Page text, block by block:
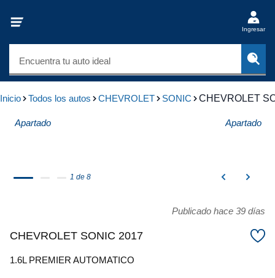
Ingresar
Encuentra tu auto ideal
Inicio Todos los autos CHEVROLET SONIC CHEVROLET
Apartado Apartado
1 de 8
Publicado hace 39 días
CHEVROLET SONIC 2017
1.6L PREMIER AUTOMATICO